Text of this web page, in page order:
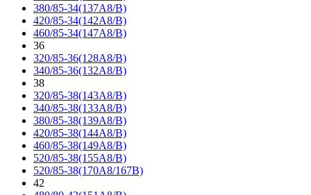
380/85-34(137A8/B)
420/85-34(142A8/B)
460/85-34(147A8/B)
36
320/85-36(128A8/B)
340/85-36(132A8/B)
38
320/85-38(143A8/B)
340/85-38(133A8/B)
380/85-38(139A8/B)
420/85-38(144A8/B)
460/85-38(149A8/B)
520/85-38(155A8/B)
520/85-38(170A8/167B)
42